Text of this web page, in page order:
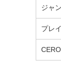
ジャ
プレ